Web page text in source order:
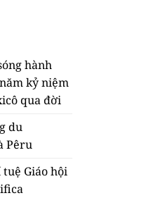
hành
kỷ niệm
qua đời
du
Pêru
Giáo hội